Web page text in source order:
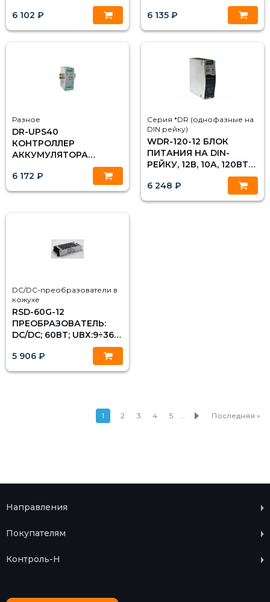
6 102 ₽
67,2.В; UВЫХ:24ВDC;
IВЫХ:10А, MEAN WELL
6 135 ₽
Разное
DR-UPS40
КОНТРОЛЛЕР
АККУМУЛЯТОРА
БЕСПЕРЕБОЙНОГО
ПИТАНИЯ НА DIN
6 172 ₽
Серия *DR (однофазные на
DIN рейку)
WDR-120-12 БЛОК
ПИТАНИЯ НА DIN-
РЕЙКУ, 12В, 10А, 120ВТ
6 248 ₽
DC/DC-преобразователи в
кожухе
RSD-60G-12
ПРЕОБРАЗОВАТЕЛЬ:
DC/DC; 60ВТ; UВХ:9÷36В;
UВЫХ:12ВDC; IВЫХ:5А,
MEAN WELL
5 906 ₽
1 2 3 4 5 … Последняя »
Направления
Покупателям
Контроль-Н